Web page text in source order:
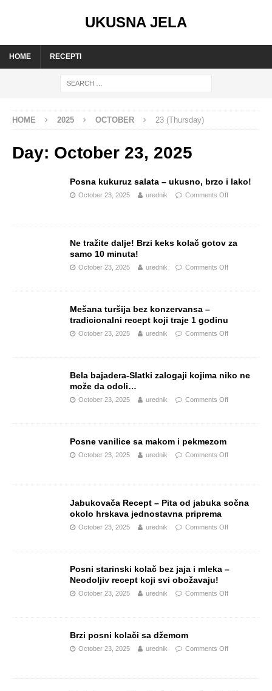
UKUSNA JELA
HOME RECEPTI
HOME 2025 OCTOBER 23 (Thursday)
Day: October 23, 2025
Posna kukuruz salata – ukusno, brzo i lako!
October 23, 2025 urednik Comments Off
Ne tražite dalje! Brzi keks kolač gotov za
samo 10 minuta!
October 23, 2025 urednik Comments Off
Mešana turšija bez konzervansa –
tradicionalni recept koji traje 1 godinu
October 23, 2025 urednik Comments Off
Bela bajadera-Slatki zalogaji kojima niko ne
može da odoli…
October 23, 2025 urednik Comments Off
Posne vanilice sa makom i pekmezom
October 23, 2025 urednik Comments Off
Jabukovača Recept – Pita od jabuka sočna
okolo hrskava jednostavna priprema
October 23, 2025 urednik Comments Off
Posni starinski kolač bez jaja i mleka –
Neodoljiv recept koji svi obožavaju!
October 23, 2025 urednik Comments Off
Brzi posni kolači sa džemom
October 23, 2025 urednik Comments Off